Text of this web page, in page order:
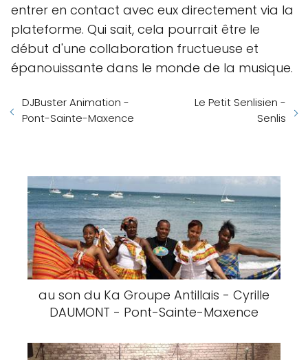
entrer en contact avec eux directement via la
plateforme. Qui sait, cela pourrait être le
début d'une collaboration fructueuse et
épanouissante dans le monde de la musique.
DJBuster Animation -
Pont-Sainte-Maxence
Le Petit Senlisien -
Senlis
au son du Ka Groupe Antillais - Cyrille
DAUMONT - Pont-Sainte-Maxence